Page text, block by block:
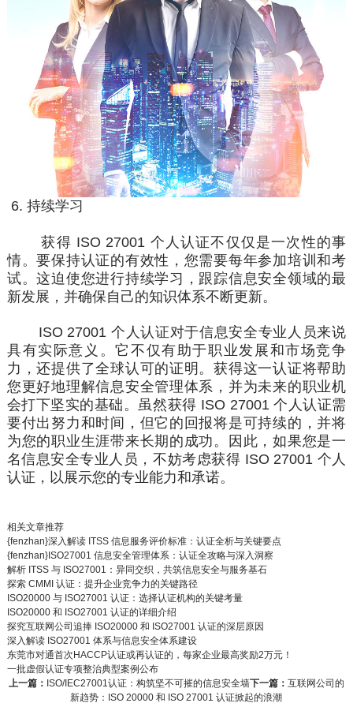
6. 持续学习
获得 ISO 27001 个人认证不仅仅是一次性的事
情。要保持认证的有效性，您需要每年参加培训和考
试。这迫使您进行持续学习，跟踪信息安全领域的最
新发展，并确保自己的知识体系不断更新。
ISO 27001 个人认证对于信息安全专业人员来说
具有实际意义。它不仅有助于职业发展和市场竞争
力，还提供了全球认可的证明。获得这一认证将帮助
您更好地理解信息安全管理体系 ，并为未来的职业机
会打下坚实的基础。虽然获得 ISO 27001 个人认证需
要付出努力和时间，但它的回报将是可持续的，并将
为您的职业生涯带来长期的成功。因此，如果您是一
名信息安全专业人员，不妨考虑获得 ISO 27001 个人
认证，以展示您的专业能力和承诺。
相关文章推荐
{fenzhan}深入解读 ITSS 信息服务评价标准：认证全析与关键要点
{fenzhan}ISO27001 信息安全管理体系：认证全攻略与深入洞察
解析 ITSS 与 ISO27001：异同交织，共筑信息安全与服务基石
探索 CMMI 认证：提升企业竞争力的关键路径
ISO20000 与 ISO27001 认证：选择认证机构的关键考量
ISO20000 和 ISO27001 认证的详细介绍
探究互联网公司追捧 ISO20000 和 ISO27001 认证的深层原因
深入解读 ISO27001 体系与信息安全体系建设
东莞市对通首次HACCP认证或再认证的，每家企业最高奖励2万元！
一批虚假认证专项整治典型案例公布
上一篇： ISO/IEC27001认证：构筑坚不可摧的信息安全墙下一篇： 互联网公司的
新趋势：ISO 20000 和 ISO 27001 认证掀起的浪潮